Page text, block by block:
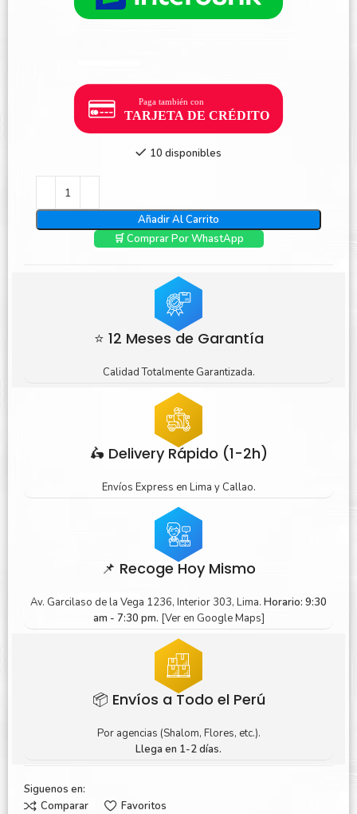
10 disponibles
Añadir Al Carrito
🛒 Comprar Por WhastApp
⭐ 12 Meses de Garantía
Calidad Totalmente Garantizada.
🛵 Delivery Rápido (1-2h)
Envíos Express en Lima y Callao.
📌 Recoge Hoy Mismo
Av. Garcilaso de la Vega 1236, Interior 303, Lima. Horario: 9:30
am - 7:30 pm. [Ver en Google Maps]
📦 Envíos a Todo el Perú
Por agencias (Shalom, Flores, etc.).
Llega en 1-2 días.
Siguenos en:
Comparar
Favoritos